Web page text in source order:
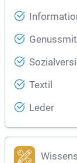
Textil
Leder